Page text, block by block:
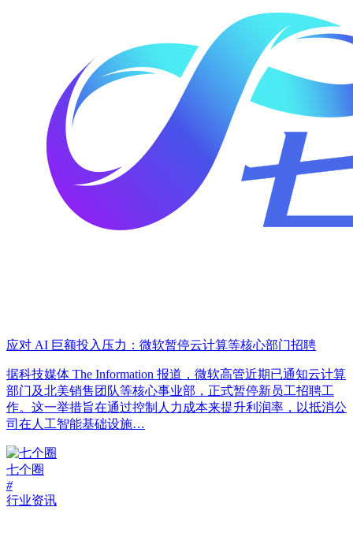
应对 AI 巨额投入压力：微软暂停云计算等核心部门招聘
据科技媒体 The Information 报道，微软高管近期已通知云计算
部门及北美销售团队等核心事业部，正式暂停新员工招聘工
作。这一举措旨在通过控制人力成本来提升利润率，以抵消公
司在人工智能基础设施…
七个圈
#
行业资讯